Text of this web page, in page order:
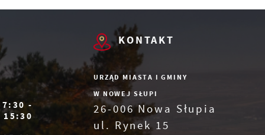
7:30 -
15:30
KONTAKT
URZĄD MIASTA I GMINY
W NOWEJ SŁUPI
26-006 Nowa Słupia
ul. Rynek 15